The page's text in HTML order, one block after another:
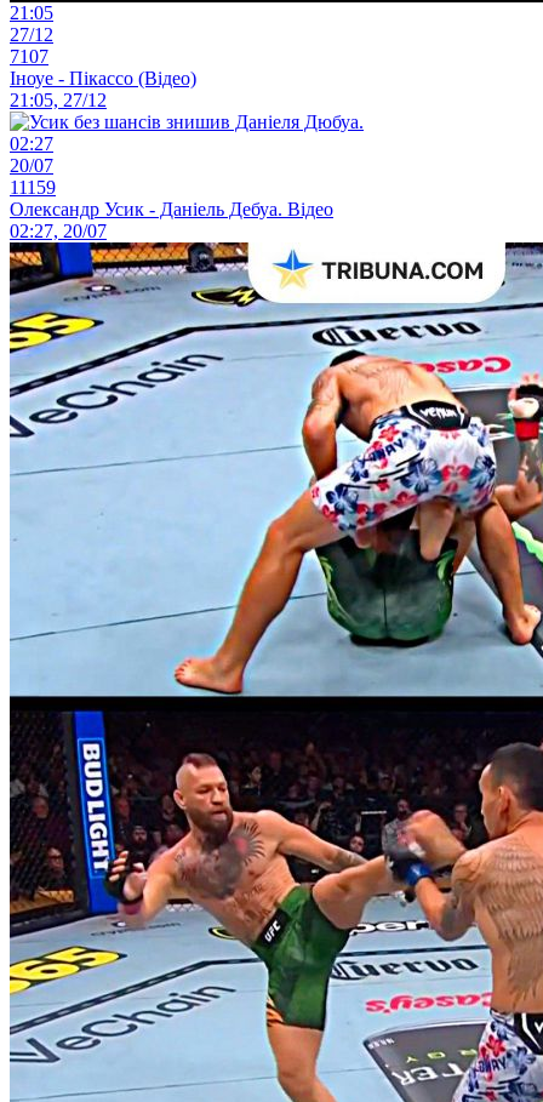
21:05
27/12
7107
Іноуе - Пікассо (Відео)
21:05, 27/12
02:27
20/07
11159
Олександр Усик - Даніель Дебуа. Відео
02:27, 20/07